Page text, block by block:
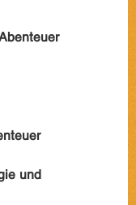
und